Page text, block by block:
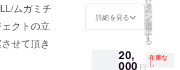
ムガミチ
クトの立
せて頂き
アー日
程が決
ので、
必ずし
する権
利はす
属する
ことと
の際に
はメッ
しま
す。ま
交通
費、会
につき
まして
メン
バーの
サイン
未発表
ライブ
詳細を見る
リ
タ
ー
ン
を
選
択
す
る
20,
000 円
在庫な
し